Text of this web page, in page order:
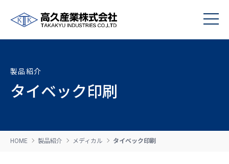
製品紹介
タイベック印刷
HOME 製品紹介 メディカル タイベック印刷